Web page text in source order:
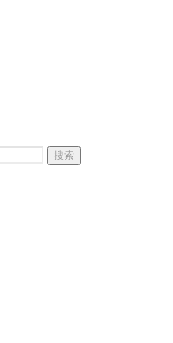
搜索